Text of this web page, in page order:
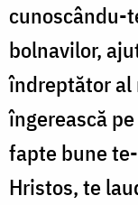
cunoscându-
bolnavilor,
îndreptător al
îngerească
fapte bune
Hristos, te